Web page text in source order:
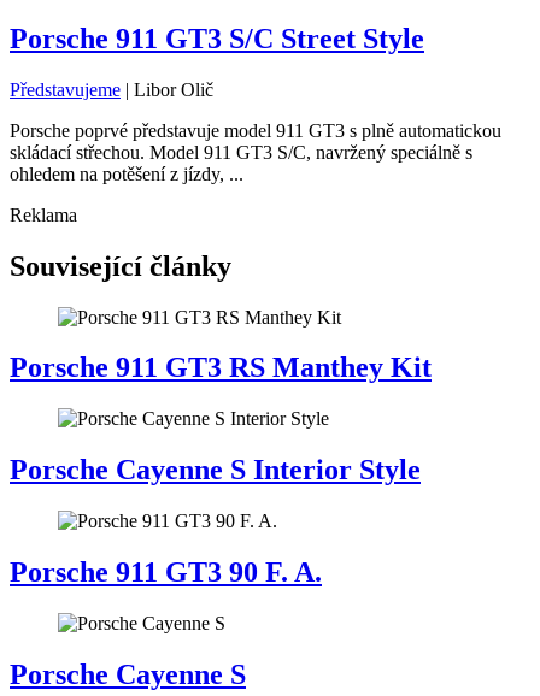
Porsche 911 GT3 S/C Street Style
Představujeme | Libor Olič
Porsche poprvé představuje model 911 GT3 s plně automatickou
skládací střechou. Model 911 GT3 S/C, navržený speciálně s
ohledem na potěšení z jízdy, ...
Reklama
Související články
Porsche 911 GT3 RS Manthey Kit
Porsche Cayenne S Interior Style
Porsche 911 GT3 90 F. A.
Porsche Cayenne S